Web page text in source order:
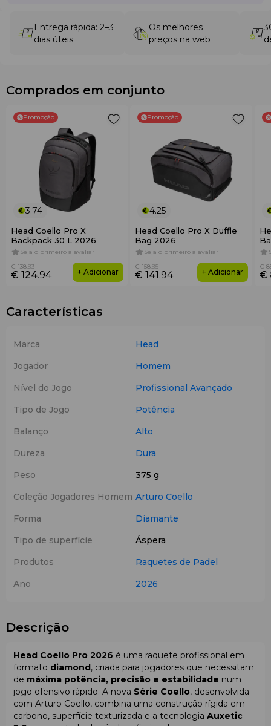
Entrega rápida: 2–3
dias úteis
Os melhores
preços na web
Comprados em conjunto
Promoção
3.74
Head Coello Pro X
Backpack 30 L 2026
Seja o primeiro a avaliar
€ 124.94
€ 138.93
+ Adicionar
Promoção
4.25
Head Coello Pro X Duffle
Bag 2026
Seja o primeiro a avaliar
€ 141.94
€ 158.95
+ Adicionar €
€
Características
Marca
Head
Jogador
Homem
Nível do Jogo
Profissional Avançado
Tipo de Jogo
Potência
Balanço
Alto
Dureza
Dura
Peso
375 g
Coleção Jogadores Homem Arturo Coello
Forma
Diamante
Tipo de superfície
Áspera
Produtos
Raquetes de Padel
Ano
2026
Descrição
Head Coello Pro 2026 é uma raquete profissional em
formato diamond, criada para jogadores que necessitam
de máxima potência, precisão e estabilidade num
jogo ofensivo rápido. A nova Série Coello, desenvolvida
com Arturo Coello, combina uma construção rígida em
carbono, superfície texturizada e a tecnologia Auxetic